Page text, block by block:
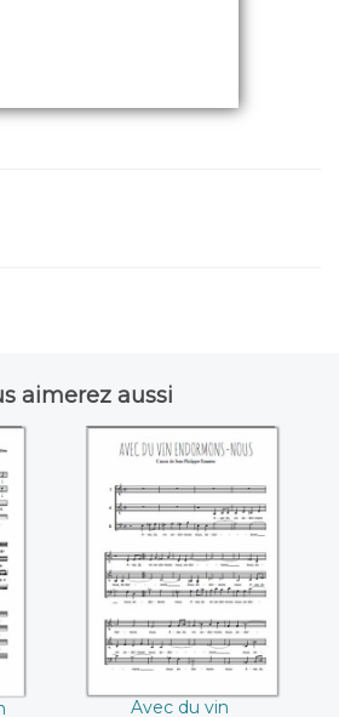
aimerez aussi
Avec du vin
endormons-nous
(Jean-Philippe
Rameau)
Avec du vin